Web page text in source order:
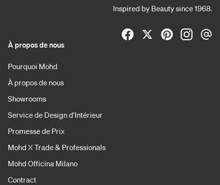
Inspired by Beauty since 1968.
À propos de nous
Pourquoi Mohd
À propos de nous
Showrooms
Service de Design d'Intérieur
Promesse de Prix
Mohd X Trade & Professionals
Mohd Officina Milano
Contract